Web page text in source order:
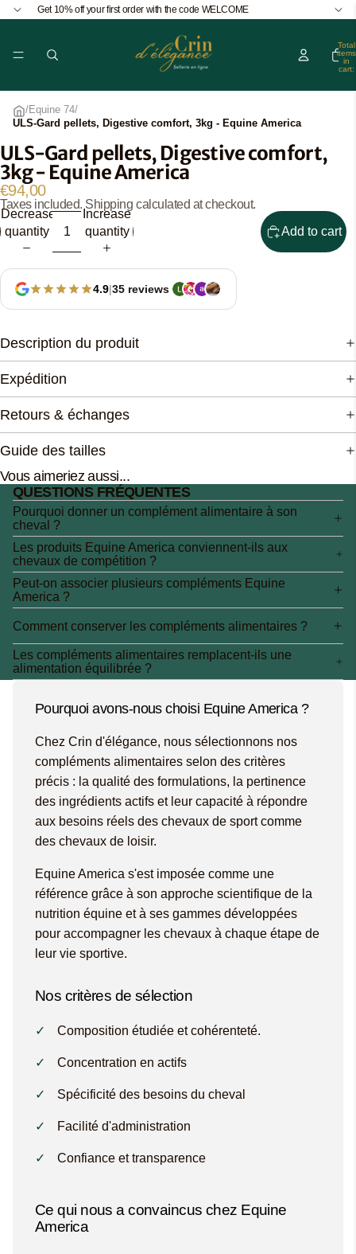
Get 10% off your first order with the code WELCOME
Total
items
in
cart:
/Equine 74/
ULS-Gard pellets, Digestive comfort, 3kg - Equine America
Open
image
in
full
screen
ULS-Gard pellets, Digestive comfort,
3kg - Equine America
€94,00
Taxes included. Shipping calculated at checkout.
Decrease
quantity
Increase
quantity
Add to cart
4.9|35 reviews
Description du produit
Expédition
Retours & échanges
Guide des tailles
Vous aimeriez aussi...
QUESTIONS FRÉQUENTES
Pourquoi donner un complément alimentaire à son
cheval ?
Les produits Equine America conviennent-ils aux
chevaux de compétition ?
Peut-on associer plusieurs compléments Equine
America ?
Comment conserver les compléments alimentaires ?
Les compléments alimentaires remplacent-ils une
alimentation équilibrée ?
Pourquoi avons-nous choisi Equine America ?
Chez Crin d'élégance, nous sélectionnons nos
compléments alimentaires selon des critères
précis : la qualité des formulations, la pertinence
des ingrédients actifs et leur capacité à répondre
aux besoins réels des chevaux de sport comme
des chevaux de loisir.
Equine America s'est imposée comme une
référence grâce à son approche scientifique de la
nutrition équine et à ses gammes développées
pour accompagner les chevaux à chaque étape de
leur vie sportive.
Nos critères de sélection
Composition étudiée et cohérenteté.
Concentration en actifs
Spécificité des besoins du cheval
Facilité d'administration
Confiance et transparence
Ce qui nous a convaincus chez Equine
America